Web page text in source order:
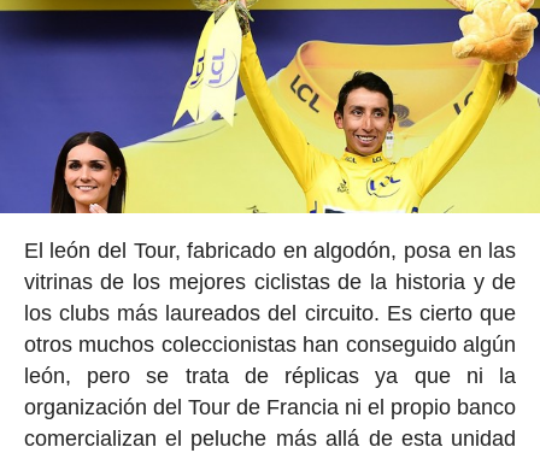
El león del Tour, fabricado en algodón, posa en las
vitrinas de los mejores ciclistas de la historia y de
los clubs más laureados del circuito. Es cierto que
otros muchos coleccionistas han conseguido algún
león, pero se trata de réplicas ya que ni la
organización del Tour de Francia ni el propio banco
comercializan el peluche más allá de esta unidad